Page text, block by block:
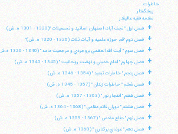
خاطرات
پيشگفتار
مقدمه فقيه عاليقدر
+ فصل اول " نجف آباد، اصفهان، اساتيد و تحصيلات "(1320 - 1301 ه. ش)
+ فصل دوم "قم، حوزه علميه و آيات ثلاث (1326 - 1320 ه. ش)"
+ فصل سوم " آيت الله العظمي بروجردي و مرجعيت عامه " (1340 - 1326 ه.ش)
+ فصل چهارم " امام خميني و نهضت روحانيت " (1345 - 1340 ه. ش)
+ فصل پنجم " خاطرات تبعيد " (1354 - 1346 ه. ش)
+ فصل ششم " خاطرات زندان " (1357 - 1345 ه. ش)
+ فصل هفتم " انفجار نور " (1363 - 1357 ه. ش)
+ فصل هشتم " دوران قائم مقامي " (1368 - 1364 ه. ش)
+ فصل نهم " دفاع مقدس " (1367 - 1359 ه. ش)
+ فصل دهم " غوغاي بركناري " (1368 ه. ش)